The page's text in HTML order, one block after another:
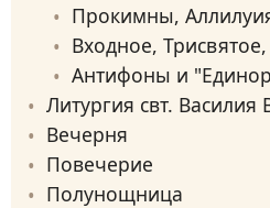
Прокимны,
Входное,
Антифоны и
Литургия свт. Василия
Вечерня
Повечерие
Полунощница